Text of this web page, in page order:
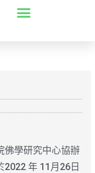
佛學研究中心協辦
年 11月26日